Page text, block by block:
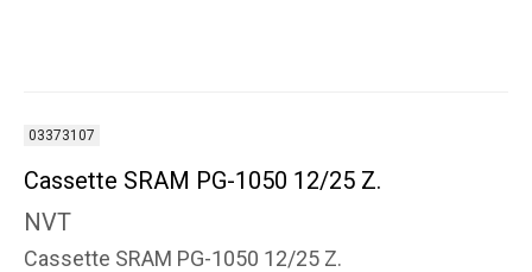
03373107
Cassette SRAM PG-1050 12/25 Z.
NVT
Cassette SRAM PG-1050 12/25 Z.